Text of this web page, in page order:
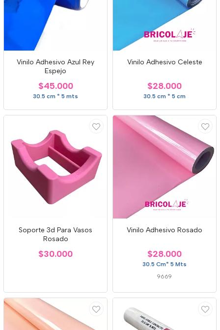
Vinilo Adhesivo Azul Rey
Espejo
$45.000
30.5 cm * 5 mts
Vinilo Adhesivo Celeste
$28.000
30.5 cm * 5 cm
Soporte 3d Para Vasos
Rosado
$30.000
Vinilo Adhesivo Rosado
$28.000
30.5 Cm* 5 Mts
9669